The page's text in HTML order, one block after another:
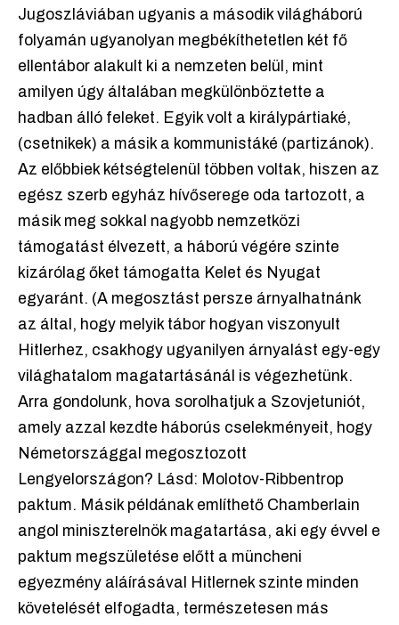
Jugoszláviában ugyanis a második világháború
folyamán ugyanolyan megbékíthetetlen két fő
ellentábor alakult ki a nemzeten belül, mint
amilyen úgy általában megkülönböztette a
hadban álló feleket. Egyik volt a királypártiaké,
(csetnikek) a másik a kommunistáké (partizánok).
Az előbbiek kétségtelenül többen voltak, hiszen az
egész szerb egyház hívőserege oda tartozott, a
másik meg sokkal nagyobb nemzetközi
támogatást élvezett, a háború végére szinte
kizárólag őket támogatta Kelet és Nyugat
egyaránt. (A megosztást persze árnyalhatnánk
az által, hogy melyik tábor hogyan viszonyult
Hitlerhez, csakhogy ugyanilyen árnyalást egy-egy
világhatalom magatartásánál is végezhetünk.
Arra gondolunk, hova sorolhatjuk a Szovjetuniót,
amely azzal kezdte háborús cselekményeit, hogy
Németországgal megosztozott
Lengyelországon? Lásd: Molotov-Ribbentrop
paktum. Másik példának említhető Chamberlain
angol miniszterelnök magatartása, aki egy évvel e
paktum megszületése előtt a müncheni
egyezmény aláírásával Hitlernek szinte minden
követelését elfogadta, természetesen más